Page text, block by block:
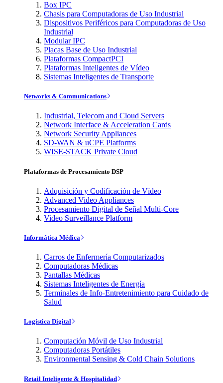
Box IPC
Chasis para Computadoras de Uso Industrial
Dispositivos Periféricos para Computadoras de Uso
Industrial
Modular IPC
Placas Base de Uso Industrial
Plataformas CompactPCI
Plataformas Inteligentes de Vídeo
Sistemas Inteligentes de Transporte
Networks & Communications
Industrial, Telecom and Cloud Servers
Network Interface & Acceleration Cards
Network Security Appliances
SD-WAN & uCPE Platforms
WISE-STACK Private Cloud
Plataformas de Procesamiento DSP
Adquisición y Codificación de Vídeo
Advanced Video Appliances
Procesamiento Digital de Señal Multi-Core
Video Surveillance Platform
Informática Médica
Carros de Enfermería Computarizados
Computadoras Médicas
Pantallas Médicas
Sistemas Inteligentes de Energía
Terminales de Info-Entretenimiento para Cuidado de
Salud
Logística Digital
Computación Móvil de Uso Industrial
Computadoras Portátiles
Environmental Sensing & Cold Chain Solutions
Retail Inteligente & Hospitalidad